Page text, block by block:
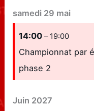
samedi 29 mai
14:00– 19:00
Championnat par
phase 2
Juin 2027